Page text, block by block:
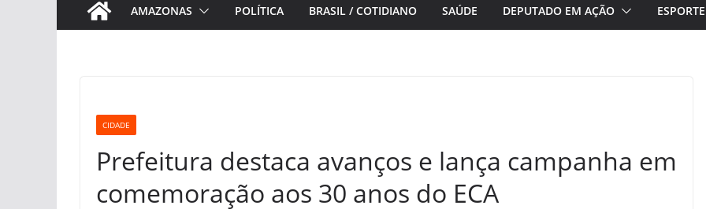
AMAZONAS POLÍTICA BRASIL / COTIDIANO SAÚDE DEPUTADO EM AÇÃO ESPORTE
CIDADE
Prefeitura destaca avanços e lança campanha em
comemoração aos 30 anos do ECA